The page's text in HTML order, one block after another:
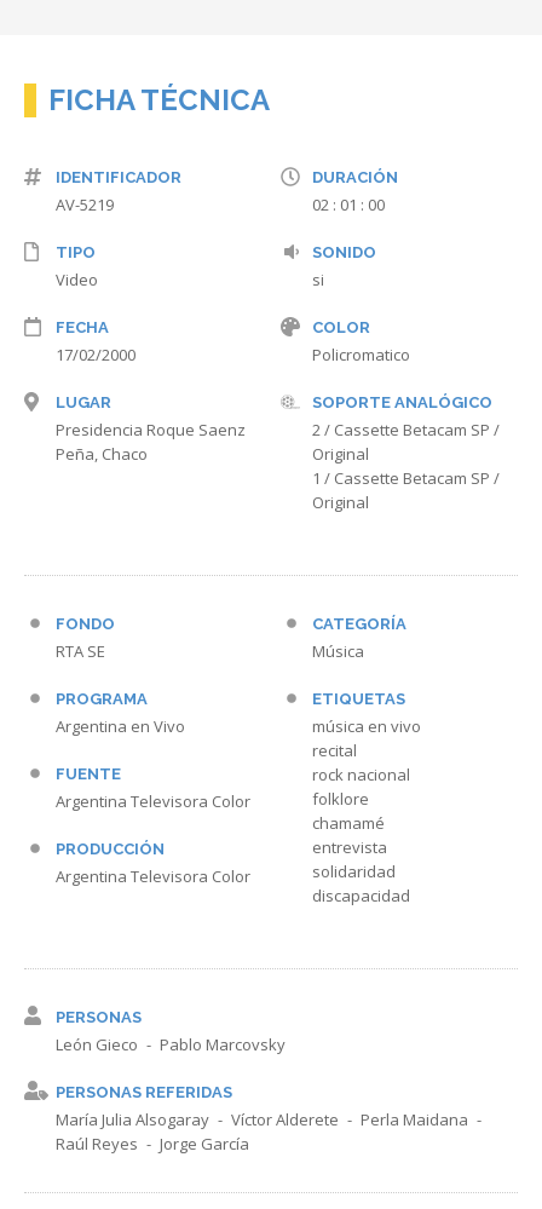
FICHA TÉCNICA
IDENTIFICADOR
AV-5219
TIPO
Video
FECHA
17/02/2000
LUGAR
Presidencia Roque Saenz
Peña, Chaco
DURACIÓN
02 : 01 : 00
SONIDO
si
COLOR
Policromatico
SOPORTE ANALÓGICO
2 / Cassette Betacam SP /
Original
1 / Cassette Betacam SP /
Original
FONDO
RTA SE
PROGRAMA
Argentina en Vivo
FUENTE
Argentina Televisora Color
PRODUCCIÓN
Argentina Televisora Color
CATEGORÍA
Música
ETIQUETAS
música en vivo
recital
rock nacional
folklore
chamamé
entrevista
solidaridad
discapacidad
PERSONAS
León Gieco Pablo Marcovsky
PERSONAS REFERIDAS
María Julia Alsogaray Víctor Alderete
Perla Maidana
Raúl Reyes
Jorge García